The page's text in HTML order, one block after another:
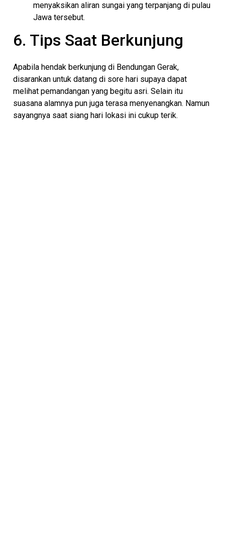
menyaksikan aliran sungai yang terpanjang di pulau
Jawa tersebut.
6. Tips Saat Berkunjung
Apabila hendak berkunjung di Bendungan Gerak,
disarankan untuk datang di sore hari supaya dapat
melihat pemandangan yang begitu asri. Selain itu
suasana alamnya pun juga terasa menyenangkan. Namun
sayangnya saat siang hari lokasi ini cukup terik.